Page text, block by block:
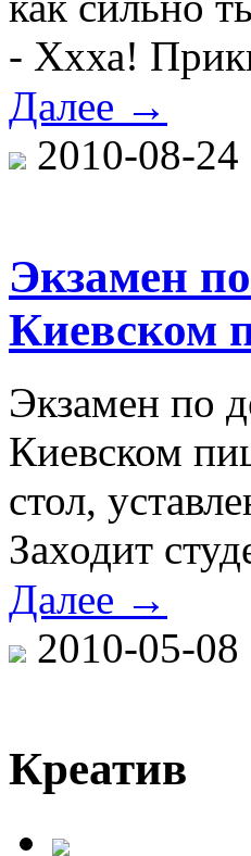
- Ххха!
Далее →
2010-08-24
Экзамен
Киевском
Экзамен по
Киевском
стол,
Заходит
Далее →
2010-05-08
Креатив